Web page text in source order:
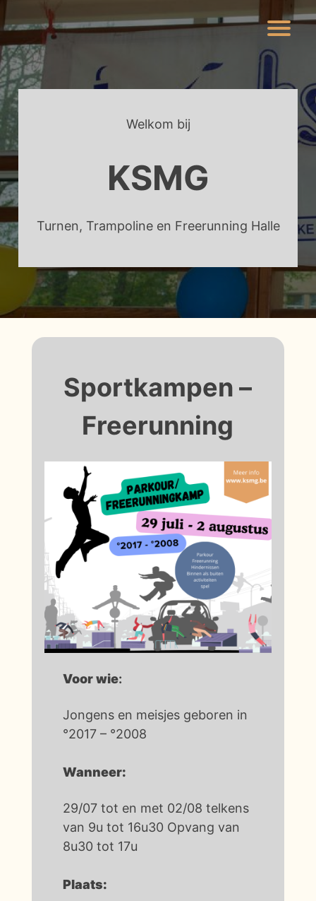
to
content
Welkom bij
KSMG
Turnen, Trampoline en Freerunning Halle
Sportkampen –
Freerunning
Voor wie:
Jongens en meisjes geboren in
°2017 – °2008
Wanneer:
29/07 tot en met 02/08 telkens
van 9u tot 16u30 Opvang van
8u30 tot 17u
Plaats: